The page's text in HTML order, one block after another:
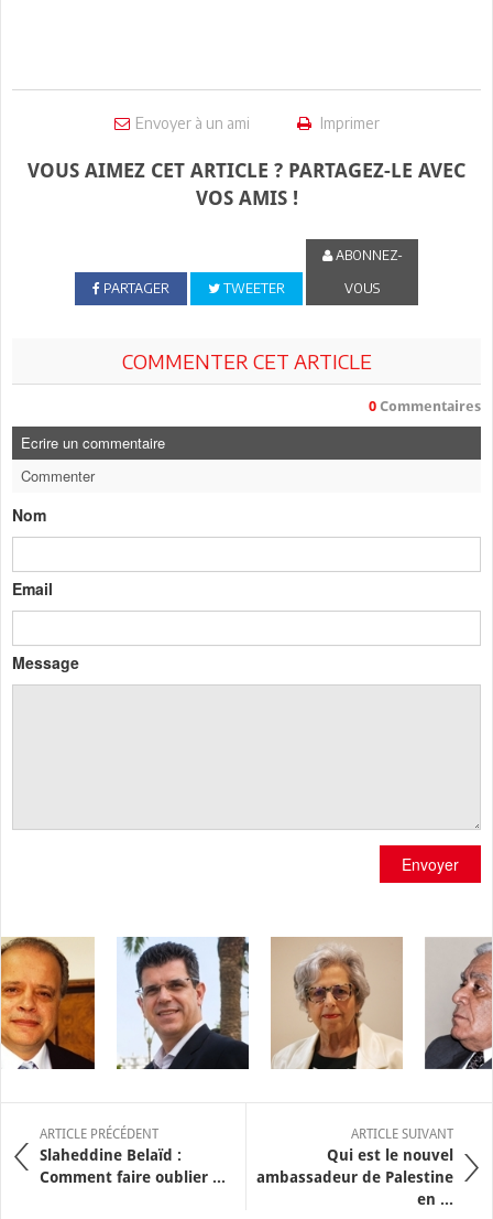
Envoyer à un ami Imprimer
VOUS AIMEZ CET ARTICLE ? PARTAGEZ-LE AVEC
VOS AMIS !
PARTAGER TWEETER
ABONNEZ-
VOUS
COMMENTER CET ARTICLE
0 Commentaires
Ecrire un commentaire
Commenter
Nom
Email
Message
Envoyer
ARTICLE PRÉCÉDENT
Slaheddine Belaïd :
Comment faire oublier ...
ARTICLE SUIVANT
Qui est le nouvel
ambassadeur de Palestine
en ...